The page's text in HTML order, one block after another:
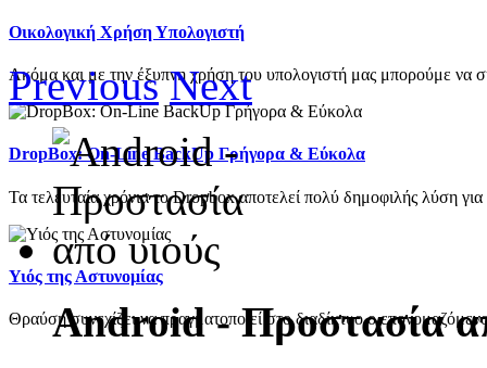
Οικολογική Χρήση Υπολογιστή
Ακόμα και με την έξυπνη χρήση του υπολογιστή μας μπορούμε να
DropBox: On-Line BackUp Γρήγορα & Εύκολα
Τα τελευταία χρόνια το Dropbox αποτελεί πολύ δημοφιλής λύση
Υιός της Αστυνομίας
Θραύση συνεχίζει να πραγματοποιεί στο διαδίκτυο ο
Previous Next
Android - Προστασία